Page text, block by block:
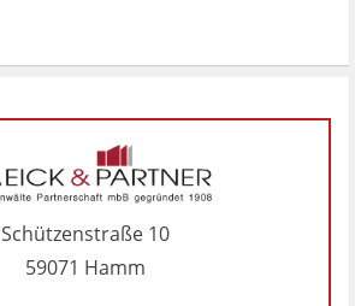
Schützenstraße 10
59071 Hamm